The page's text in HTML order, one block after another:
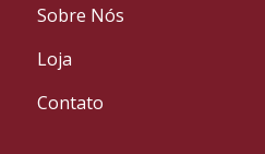
Sobre Nós
Loja
Contato